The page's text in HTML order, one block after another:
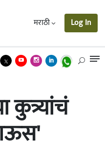
मराठी Log In
कुत्र्यांचं